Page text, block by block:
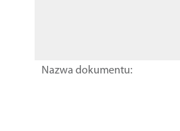
Nazwa dokumentu: